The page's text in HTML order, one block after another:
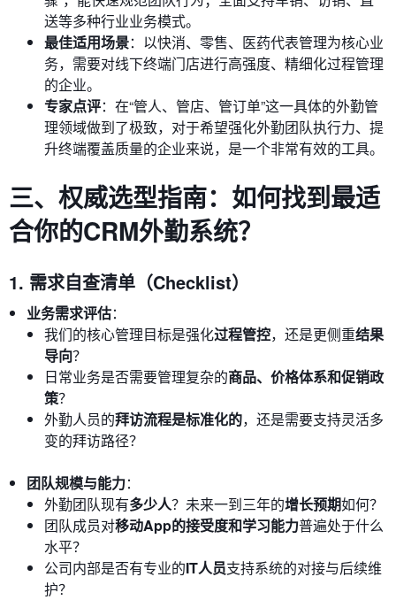
送等多种行业业务模式。
最佳适用场景：以快消、零售、医药代表管理为核心业
务，需要对线下终端门店进行高强度、精细化过程管理
的企业。
专家点评：在“管人、管店、管订单”这一具体的外勤管
理领域做到了极致，对于希望强化外勤团队执行力、提
升终端覆盖质量的企业来说，是一个非常有效的工具。
三、权威选型指南：如何找到最适
合你的CRM外勤系统？
1. 需求自查清单（Checklist）
业务需求评估：
我们的核心管理目标是强化过程管控，还是更侧重结果
导向？
日常业务是否需要管理复杂的商品、价格体系和促销政
策？
外勤人员的拜访流程是标准化的，还是需要支持灵活多
变的拜访路径？
团队规模与能力：
外勤团队现有多少人？未来一到三年的增长预期如何？
团队成员对移动App的接受度和学习能力普遍处于什么
水平？
公司内部是否有专业的IT人员支持系统的对接与后续维
护？